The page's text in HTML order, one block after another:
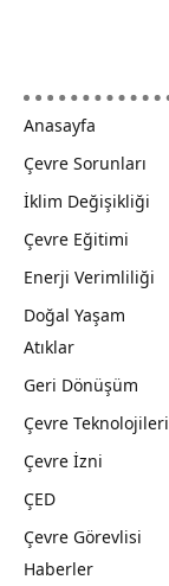
Anasayfa
Çevre Sorunları
İklim Değişikliği
Çevre Eğitimi
Enerji Verimliliği
Doğal Yaşam
Atıklar
Geri Dönüşüm
Çevre Teknolojileri
Çevre İzni
ÇED
Çevre Görevlisi
Haberler